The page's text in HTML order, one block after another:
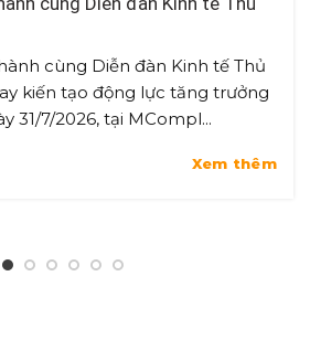
cùng Diễn đàn Kinh tế Thủ
kiến tạo động lực tăng trưởng
31/7/2026, tại MCompl...
Xem thêm